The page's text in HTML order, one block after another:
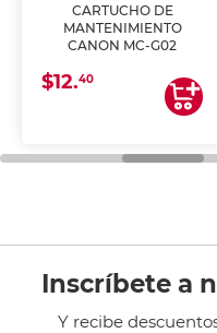
CARTUCHO DE
MANTENIMIENTO
CANON MC-G02
$12.40
Inscríbete a
Y recibe